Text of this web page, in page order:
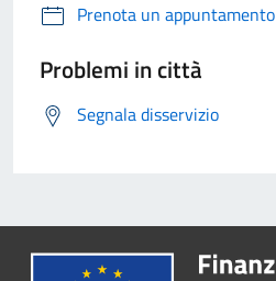
Prenota un appuntamento
Problemi in città
Segnala disservizio